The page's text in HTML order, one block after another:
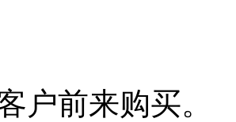
户前来购买。